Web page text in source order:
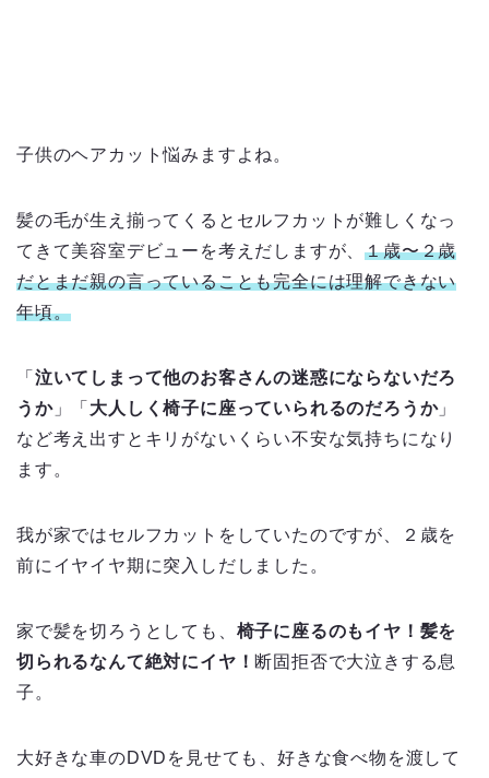
子供のヘアカット悩みますよね。
髪の毛が生え揃ってくるとセルフカットが難しくなっ
てきて美容室デビューを考えだしますが、１歳〜２歳
だとまだ親の言っていることも完全には理解できない
年頃。
「 泣いてしまって他のお客さんの迷惑にならないだろ
うか」「 大人しく椅子に座っていられるのだろうか」
など考え出すとキリがないくらい不安な気持ちになり
ます。
我が家ではセルフカットをしていたのですが、２歳を
前にイヤイヤ期に突入しだしました。
家で髪を切ろうとしても、 椅子に座るのもイヤ！髪を
切られるなんて絶対にイヤ！ 断固拒否で大泣きする息
子。
大好きな車のDVDを見せても、好きな食べ物を渡して